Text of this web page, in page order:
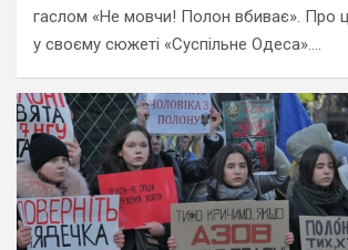
гаслом «Не мовчи! Полон вбиває». Про
у своєму сюжеті «Суспільне Одеса».…